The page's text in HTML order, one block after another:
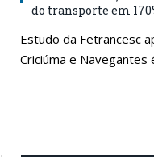
do transporte em
Estudo da Fetrancesc
Criciúma e Navegantes